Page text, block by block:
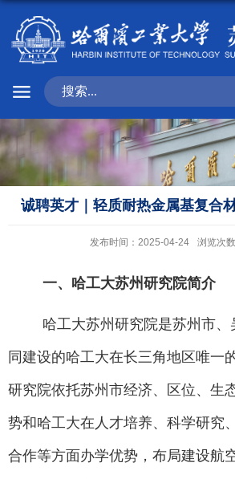
诚聘英才｜轻质耐热金属基复合
发布时间：2025-04-24 浏览次数
一、哈工大苏州研究院简介
哈工大苏州研究院是苏州市
同建设的哈工大在长三角地区唯一
研究院依托苏州市经济、区位、生
势和哈工大在人才培养、科学研究
合作等方面办学优势，布局建设航